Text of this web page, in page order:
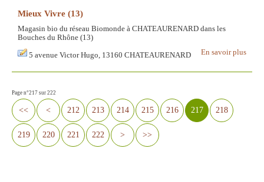
Mieux Vivre (13)
Magasin bio du réseau Biomonde à CHATEAURENARD dans les
Bouches du Rhône (13)
En savoir plus
5 avenue Victor Hugo, 13160 CHATEAURENARD
Page n°217 sur 222
<< < 212 213 214 215 216 217 218
219 220 221 222 > >>